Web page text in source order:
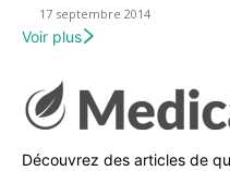
17 septembre 2014
Voir plus
Découvrez des articles de